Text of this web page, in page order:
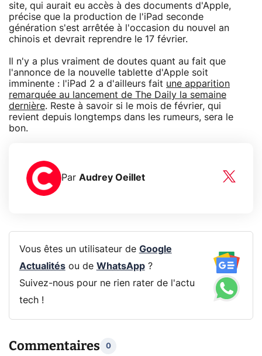
site, qui aurait eu accès à des documents d'Apple,
précise que la production de l'iPad seconde
génération s'est arrêtée à l'occasion du nouvel an
chinois et devrait reprendre le 17 février.
Il n'y a plus vraiment de doutes quant au fait que
l'annonce de la nouvelle tablette d'Apple soit
imminente : l'iPad 2 a d'ailleurs fait une apparition
remarquée au lancement de The Daily la semaine
dernière. Reste à savoir si le mois de février, qui
revient depuis longtemps dans les rumeurs, sera le
bon.
Par Audrey Oeillet
Vous êtes un utilisateur de Google
Actualitésou de WhatsApp?
Suivez-nous pour ne rien rater de l'actu
tech !
Commentaires 0